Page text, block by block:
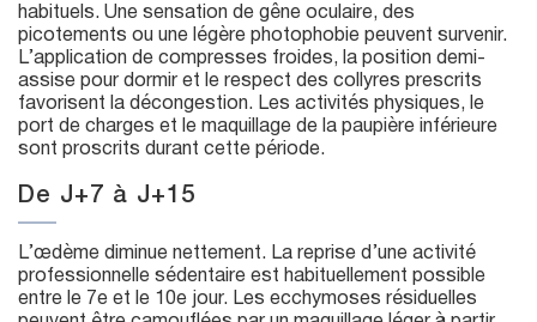
habituels. Une sensation de gêne oculaire, des
picotements ou une légère photophobie peuvent survenir.
L’application de compresses froides, la position demi-
assise pour dormir et le respect des collyres prescrits
favorisent la décongestion. Les activités physiques, le
port de charges et le maquillage de la paupière inférieure
sont proscrits durant cette période.
De J+7 à J+15
L’œdème diminue nettement. La reprise d’une activité
professionnelle sédentaire est habituellement possible
entre le 7e et le 10e jour. Les ecchymoses résiduelles